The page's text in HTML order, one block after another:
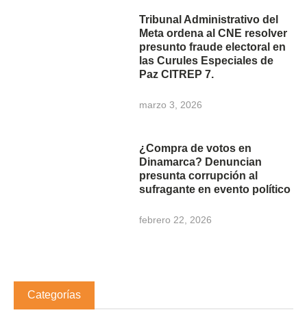
Tribunal Administrativo del
Meta ordena al CNE resolver
presunto fraude electoral en
las Curules Especiales de
Paz CITREP 7.
marzo 3, 2026
¿Compra de votos en
Dinamarca? Denuncian
presunta corrupción al
sufragante en evento político
febrero 22, 2026
Categorías